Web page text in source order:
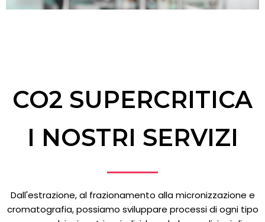
CO2 SUPERCRITICA
I NOSTRI SERVIZI
Dall'estrazione, al frazionamento alla micronizzazione e
cromatografia, possiamo sviluppare processi di ogni tipo